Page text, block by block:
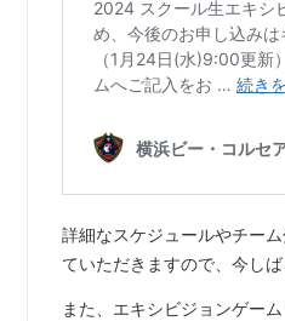
詳細なスケジュールやチー
ていただきますので、今しば
また、エキシビジョンゲー